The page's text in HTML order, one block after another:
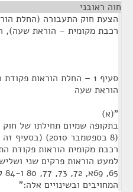
חוה ראובני
הצעת חוק התעבורה (החלת
רכבת מקומית – הוראת שעה),
סעיף 1 – החלת הוראות
הוראת שעה
"(א)
בתקופה שמיום תחילתו של
(8 בספטמבר
רכבת מקומית הוראות פקודת
המחויבים ובשינויים אלה:"